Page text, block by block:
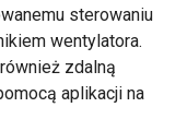
sterowaniu
wentylatora.
zdalną
aplikacji na